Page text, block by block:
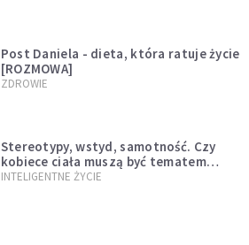
Post Daniela - dieta, która ratuje życie
[ROZMOWA]
ZDROWIE
Stereotypy, wstyd, samotność. Czy
kobiece ciała muszą być tematem
tabu?
INTELIGENTNE ŻYCIE